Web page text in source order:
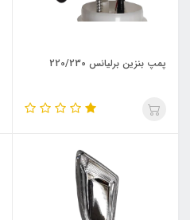
پمپ بنزین برلیانس 220/230